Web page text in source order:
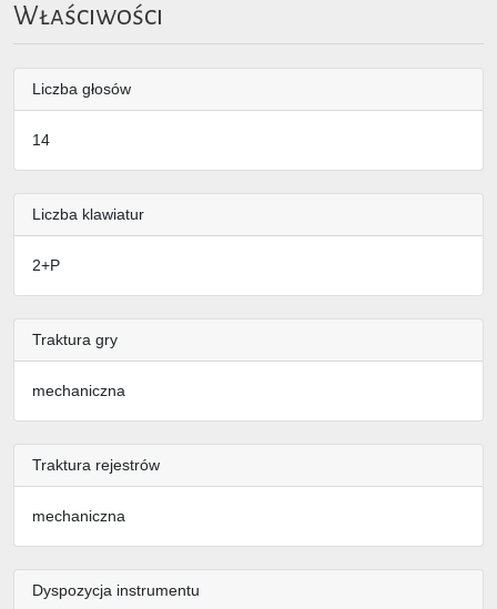
Właściwości
Liczba głosów
14
Liczba klawiatur
2+P
Traktura gry
mechaniczna
Traktura rejestrów
mechaniczna
Dyspozycja instrumentu